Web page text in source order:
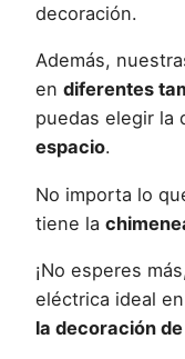
decoración.
Además,
en diferentes
puedas elegir la
espacio.
No importa lo
tiene la
¡No esperes
eléctrica ideal
la decoración